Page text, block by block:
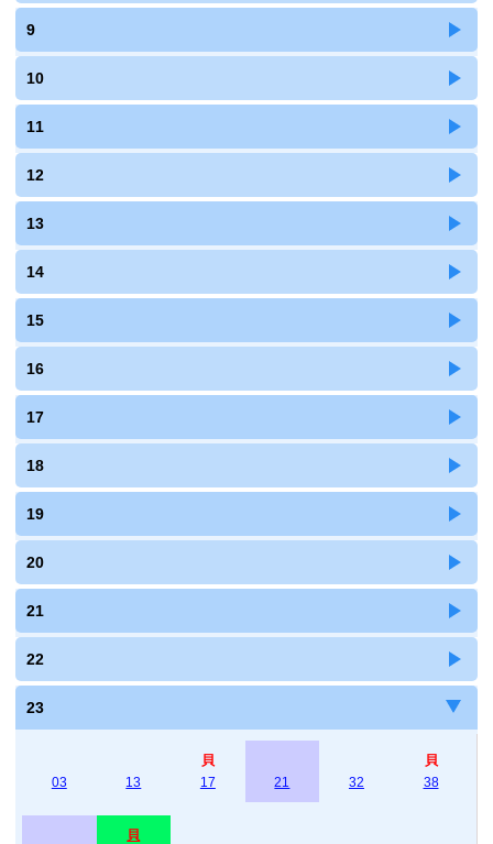
9
10
11
12
13
14
15
16
17
18
19
20
21
22
23
03 13
貝
17
21 32
貝
38
貝